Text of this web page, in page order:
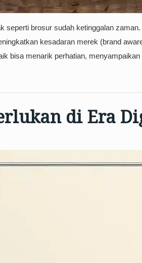
seperti brosur sudah ketinggalan zaman.
kesadaran merek (brand
bisa menarik perhatian, menyampaikan
di Era